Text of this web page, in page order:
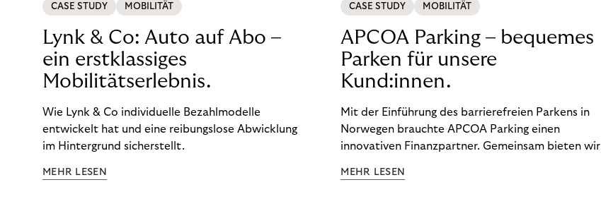
CASE STUDY MOBILITÄT
Lynk & Co: Auto auf Abo –
ein erstklassiges
Mobilitätserlebnis.
Wie Lynk & Co individuelle Bezahlmodelle
entwickelt hat und eine reibungslose Abwicklung
im Hintergrund sicherstellt.
MEHR LESEN
CASE STUDY MOBILITÄT
APCOA Parking – bequemes
Parken für unsere
Kund:innen.
Mit der Einführung des barrierefreien Parkens in
Norwegen brauchte APCOA Parking einen
innovativen Finanzpartner. Gemeinsam bieten wir
Erlebnis.
MEHR LESEN